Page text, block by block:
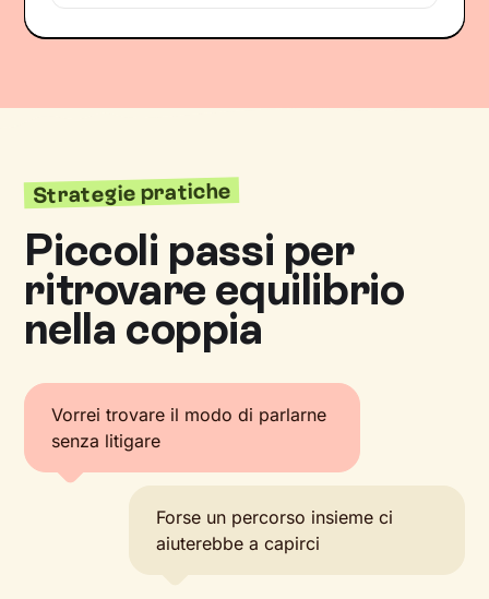
Strategie pratiche
Piccoli passi per
ritrovare equilibrio
nella coppia
Vorrei trovare il modo di parlarne
senza litigare
Forse un percorso insieme ci
aiuterebbe a capirci